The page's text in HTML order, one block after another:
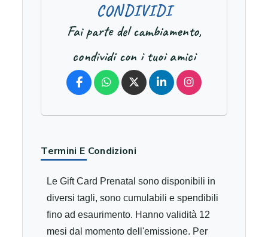
CONDIVIDI
Fai parte del cambiamento,
condividi con i tuoi amici
Termini E Condizioni
Le Gift Card Prenatal sono disponibili in
diversi tagli, sono cumulabili e spendibili
fino ad esaurimento. Hanno validità 12
mesi dal momento dell'emissione. Per